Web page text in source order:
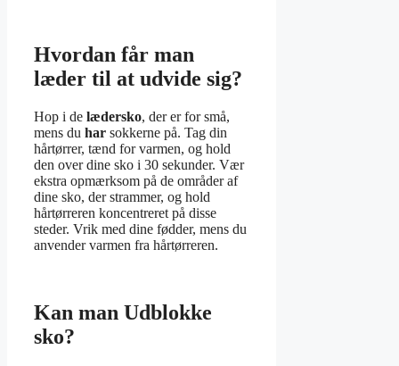
Hvordan får man
læder til at udvide sig?
Hop i de lædersko, der er for små,
mens du har sokkerne på. Tag din
hårtørrer, tænd for varmen, og hold
den over dine sko i 30 sekunder. Vær
ekstra opmærksom på de områder af
dine sko, der strammer, og hold
hårtørreren koncentreret på disse
steder. Vrik med dine fødder, mens du
anvender varmen fra hårtørreren.
Kan man Udblokke
sko?